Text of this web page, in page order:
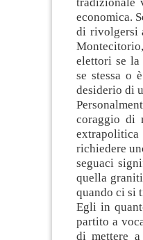
economica.
di rivolgersi
elettori se la
se stessa o
desiderio di
coraggio di
richiedere
seguaci
quella
quando ci si
Egli in
partito a
di mettere